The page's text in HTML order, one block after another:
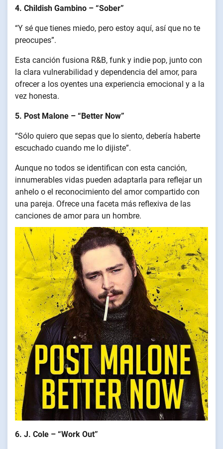
4. Childish Gambino – “Sober”
“Y sé que tienes miedo, pero estoy aquí, así que no te
preocupes”.
Esta canción fusiona R&B, funk y indie pop, junto con
la clara vulnerabilidad y dependencia del amor, para
ofrecer a los oyentes una experiencia emocional y a la
vez honesta.
5. Post Malone – “Better Now”
“Sólo quiero que sepas que lo siento, debería haberte
escuchado cuando me lo dijiste”.
Aunque no todos se identifican con esta canción,
innumerables vidas pueden adaptarla para reflejar un
anhelo o el reconocimiento del amor compartido con
una pareja. Ofrece una faceta más reflexiva de las
canciones de amor para un hombre.
6. J. Cole – “Work Out”